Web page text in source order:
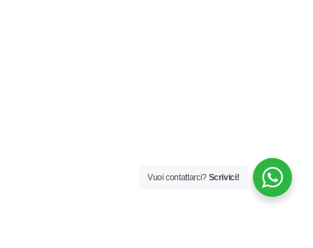
Vuoi contattarci? Scrivici!